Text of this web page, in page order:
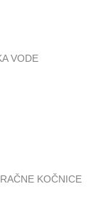
VODE
KOČNICE